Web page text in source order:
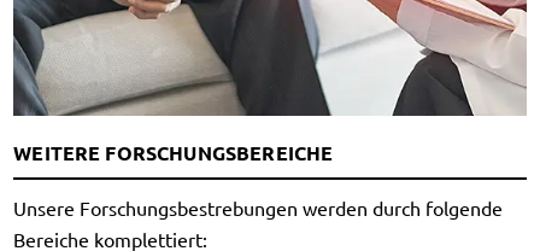
WEITERE FORSCHUNGSBEREICHE
Unsere Forschungsbestrebungen werden durch folgende
Bereiche komplettiert: